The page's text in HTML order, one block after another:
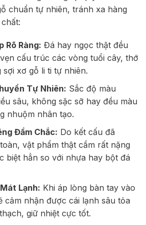
chuẩn tự nhiên, tránh xa hàng
Rõ Ràng: Đá hay ngọc thật đều
cấu trúc các vòng tuổi cây, thớ
xơ gỗ li ti tự nhiên.
Tự Nhiên: Sắc độ màu
sâu, không sặc sỡ hay đều màu
nhuộm nhân tạo.
Đầm Chắc: Do kết cấu đã
vật phẩm thật cầm rất nặng
biệt hẳn so với nhựa hay bột đá
Lạnh: Khi áp lòng bàn tay vào
cảm nhận được cái lạnh sâu tỏa
giữ nhiệt cực tốt.